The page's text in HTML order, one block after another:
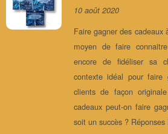
10 août 2020
Faire gagner des
moyen de faire
encore de fidéliser sa
contexte idéal pour faire
clients de façon
cadeaux peut-on faire
soit un succès ? Réponses